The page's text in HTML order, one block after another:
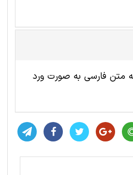
شيمی شامل 14 صفحه انگلیسی به صورت پی دی اف و 43 صفحه متن فارسی به صورت ورد